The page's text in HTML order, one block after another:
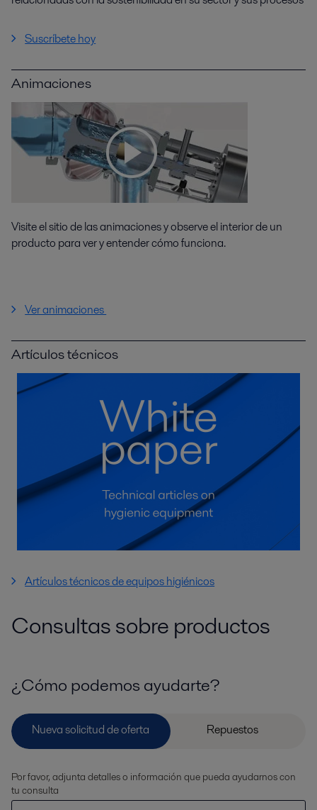
Suscríbete hoy
Animaciones
Visite el sitio de las animaciones y observe el interior de un
producto para ver y entender cómo funciona.
Ver animaciones
Artículos técnicos
Artículos técnicos de equipos higiénicos
Consultas sobre productos
¿Cómo podemos ayudarte?
Por favor, adjunta detalles o información que pueda ayudarnos con
tu consulta